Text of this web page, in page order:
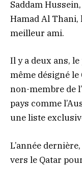
Saddam
Hamad Al Thani,
meilleur ami.
Il y a deux ans,
même désigné
non-membre de
pays comme
une liste
L’année
vers le Qatar